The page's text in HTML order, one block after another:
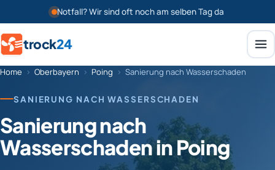
Notfall? Wir sind oft noch am selben Tag da
trock24
Home › Oberbayern › Poing › Sanierung nach Wasserschaden
SANIERUNG NACH WASSERSCHADEN
Sanierung nach
Wasserschaden in Poing